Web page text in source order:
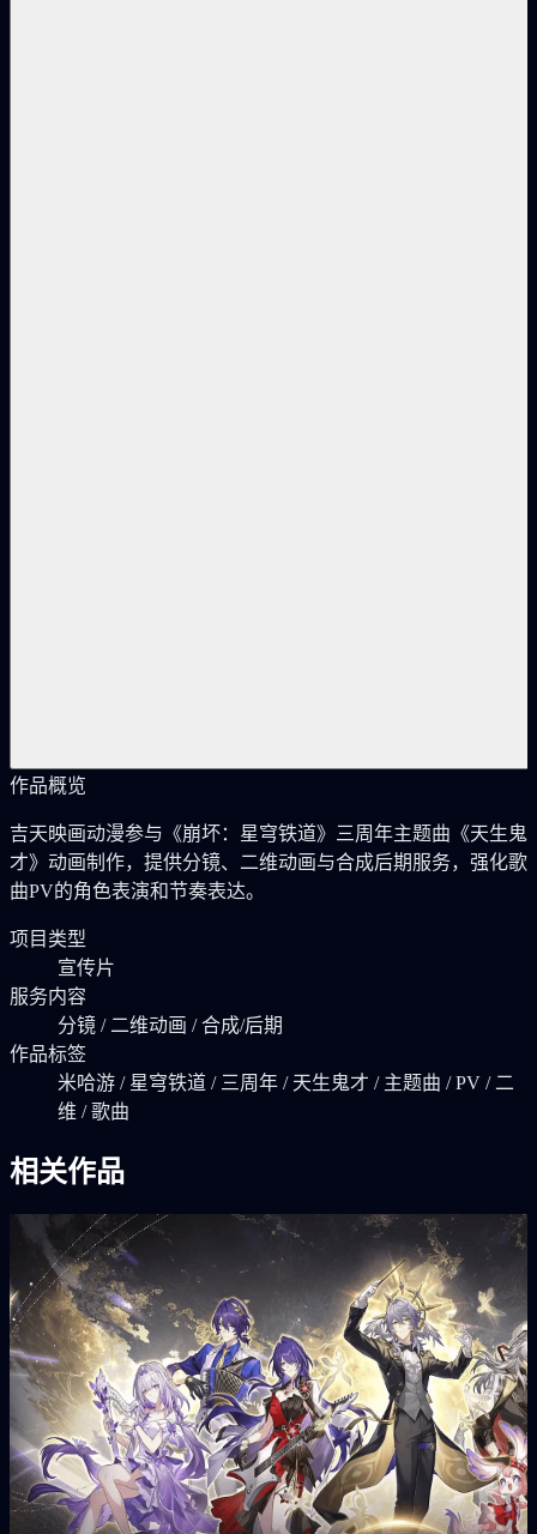
作品概览
吉天映画动漫参与《崩坏：星穹铁道》三周年主题曲《天生鬼
才》动画制作，提供分镜、二维动画与合成后期服务，强化歌
曲PV的角色表演和节奏表达。
项目类型
宣传片
服务内容
分镜 / 二维动画 / 合成/后期
作品标签
米哈游 / 星穹铁道 / 三周年 / 天生鬼才 / 主题曲 / PV / 二
维 / 歌曲
相关作品